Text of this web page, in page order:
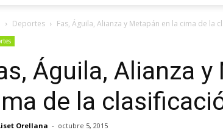
Deportes Fas, Águila, Alianza y Metapán en la cima de la
Águila, Alianza
de la
Orellana - octubre 5, 2015